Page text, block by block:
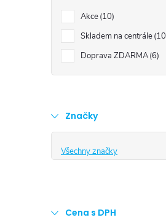
a
n
n
í
Akce 10
Skladem na centrále 10
Doprava ZDARMA 6
Značky
Všechny značky
Cena s DPH